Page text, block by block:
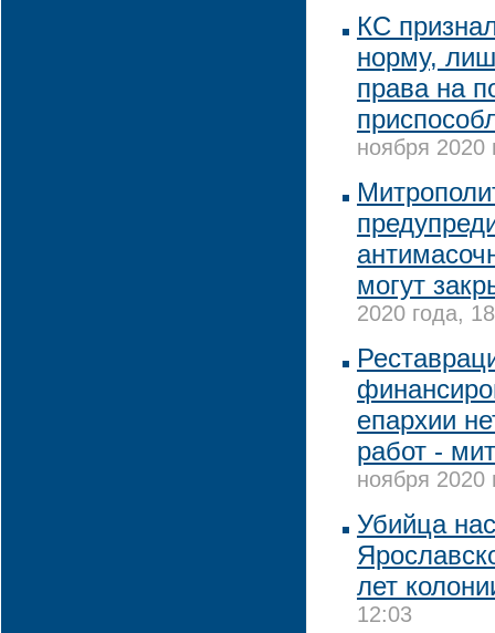
КС
норму,
права на
ноября 2020
могут
2020 года,
епархии
работ -
ноября 2020
Убийца
лет
12:03